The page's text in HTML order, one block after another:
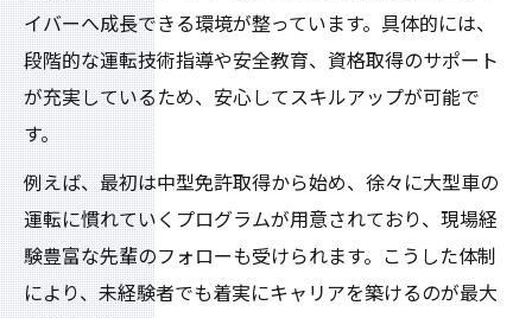
イバーへ成長できる環境が整っています。具体的には、
段階的な運転技術指導や安全教育、資格取得のサポート
が充実しているため、安心してスキルアップが可能で
す。
例えば、最初は中型免許取得から始め、徐々に大型車の
運転に慣れていくプログラムが用意されており、現場経
験豊富な先輩のフォローも受けられます。こうした体制
により、未経験者でも着実にキャリアを築けるのが最大